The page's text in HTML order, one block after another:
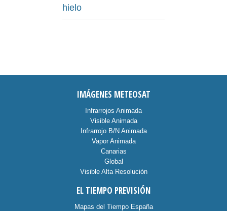
hielo
IMÁGENES METEOSAT
Infrarrojos Animada
Visible Animada
Infrarrojo B/N Animada
Vapor Animada
Canarias
Global
Visible Alta Resolución
EL TIEMPO PREVISIÓN
Mapas del Tiempo España